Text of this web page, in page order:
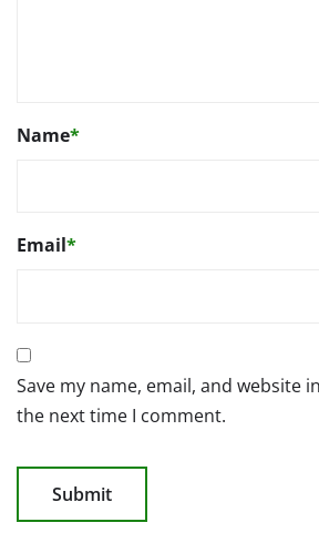
Name*
Email*
Save my name, email, and website
the next time I comment.